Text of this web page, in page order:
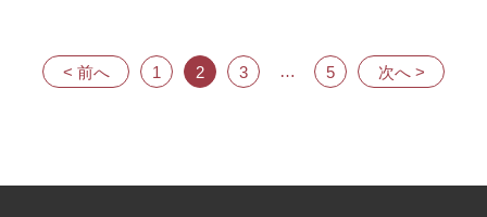
< 前へ 1 2 3 … 5 次へ >